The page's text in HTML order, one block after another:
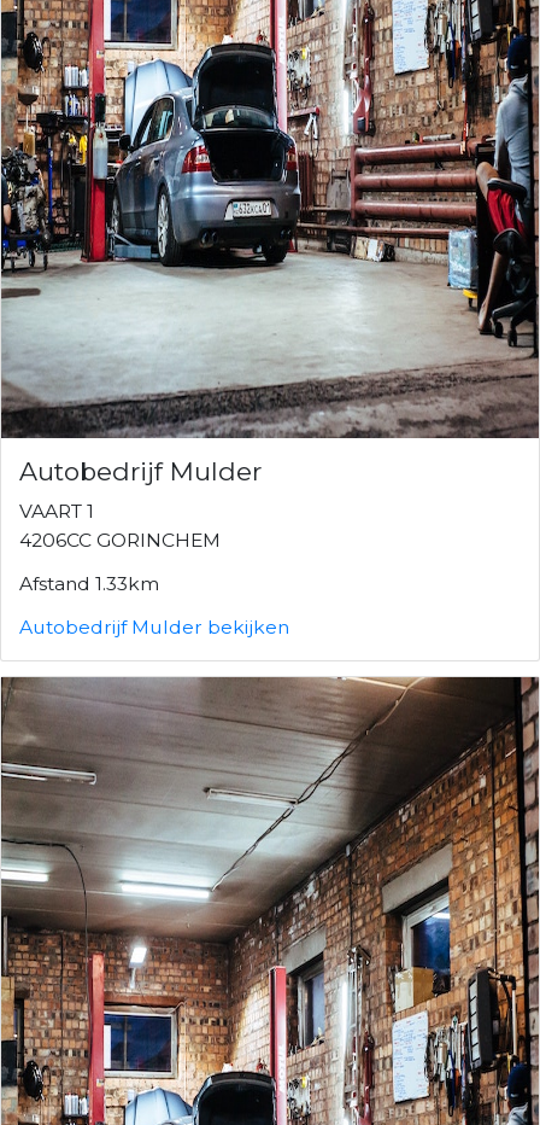
Autobedrijf Mulder
VAART 1
4206CC GORINCHEM
Afstand 1.33km
Autobedrijf Mulder bekijken